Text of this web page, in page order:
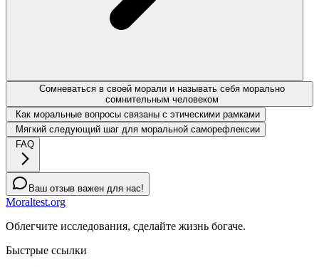
Сомневаться в своей морали и называть себя морально
сомнительным человеком
Как моральные вопросы связаны с этическими рамками
Мягкий следующий шаг для моральной саморефлексии
FAQ
Ваш отзыв важен для нас!
Moraltest.org
Облегчите исследования, сделайте жизнь богаче.
Быстрые ссылки